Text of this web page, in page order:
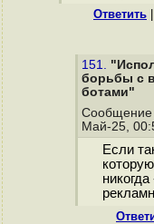
Ответить
151.
борьбы с
ботами"
Сообщение
Май-25,
Если